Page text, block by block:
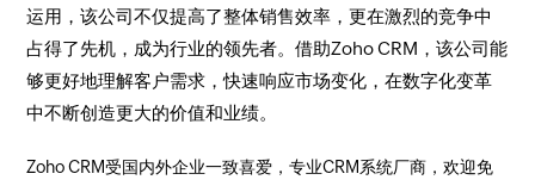
运用，该公司不仅提高了整体销售效率，更在激烈的竞争中
占得了先机，成为行业的领先者。借助Zoho CRM，该公司能
够更好地理解客户需求，快速响应市场变化，在数字化变革
中不断创造更大的价值和业绩。
Zoho CRM受国内外企业一致喜爱，专业CRM系统厂商，欢迎免